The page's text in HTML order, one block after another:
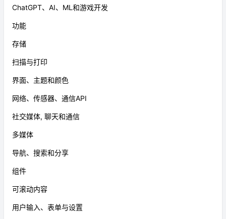
ChatGPT、AI、ML和游戏开发
功能
存储
扫描与打印
界面、主题和颜色
网络、传感器、通信API
社交媒体, 聊天和通信
多媒体
导航、搜索和分享
组件
可滚动内容
用户输入、表单与设置